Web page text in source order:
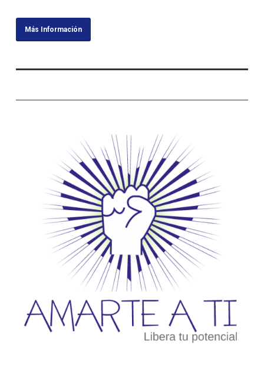
Más Información